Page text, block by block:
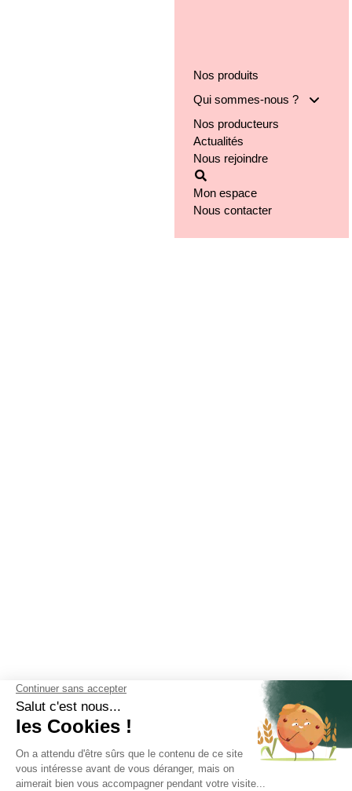
Nos produits
Qui sommes-nous ?
Notre groupe
Nos engagements
Notre implantation
Nos producteurs
Actualités
Nous rejoindre
Mon espace
Nous contacter